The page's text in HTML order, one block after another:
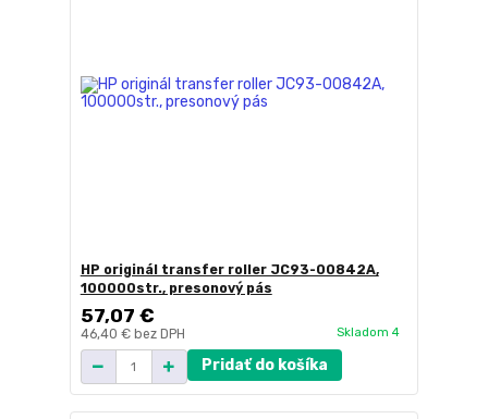
HP originál transfer roller JC93-00842A,
100000str., presonový pás
57,07 €
46,40 € bez DPH Skladom 4
Pridať do košíka